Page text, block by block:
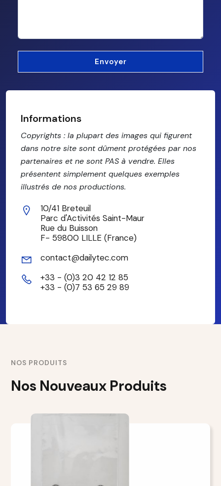
Informations
Copyrights : la plupart des images qui figurent
dans notre site sont dûment protégées par nos
partenaires et ne sont PAS à vendre. Elles
présentent simplement quelques exemples
illustrés de nos productions.
10/41 Breteuil
Parc d'Activités Saint-Maur
Rue du Buisson
F- 59800 LILLE (France)
contact@dailytec.com
+33 - (0)3 20 42 12 85
+33 - (0)7 53 65 29 89
NOS PRODUITS
Nos Nouveaux Produits